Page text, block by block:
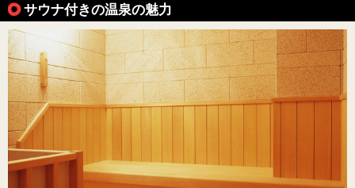
サウナ付きの温泉の魅力